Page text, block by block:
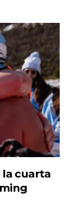
la cuarta